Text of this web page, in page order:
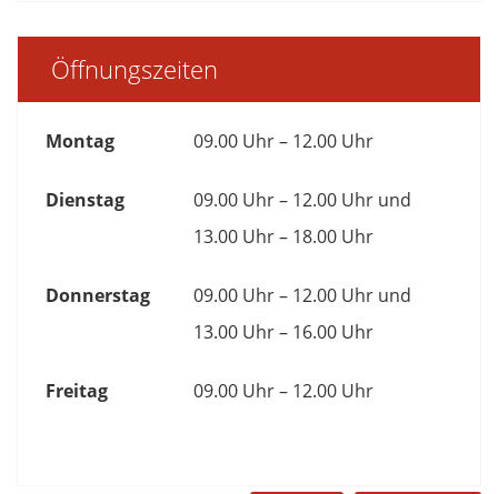
Öffnungszeiten
Montag 09.00 Uhr – 12.00 Uhr
Dienstag
09.00 Uhr – 12.00 Uhr und
13.00 Uhr – 18.00 Uhr
Donnerstag
09.00 Uhr – 12.00 Uhr und
13.00 Uhr – 16.00 Uhr
Freitag 09.00 Uhr – 12.00 Uhr